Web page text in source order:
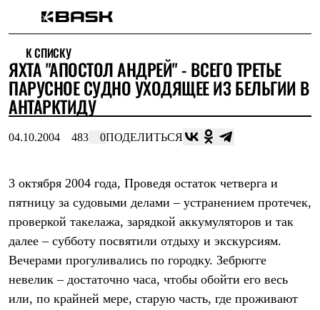
Интернет-магазин
Мужская одежда
Утепленная пухом
Куртки
Брюки
Комбинезоны
Штормовая одежда
Куртки
Софтшелл одежда
Куртки
Брюки
Флисовая одежда
Куртки
Брюки
К СПИСКУ
ЯХТА "АПОСТОЛ АНДРЕЙ" - ВСЕГО ТРЕТЬЕ
ПАРУСНОЕ СУДНО УХОДЯЩЕЕ ИЗ БЕЛЬГИИ В
АНТАРКТИДУ
04.10.2004 483 0ПОДЕЛИТЬСЯ
3 октября 2004 года, Проведя остаток четверга и
пятницу за судовыми делами – устранением протечек,
проверкой такелажа, зарядкой аккумуляторов и так
далее – субботу посвятили отдыху и экскурсиям.
Вечерами прогуливались по городку. Зебрюгге
невелик – достаточно часа, чтобы обойти его весь
или, по крайней мере, старую часть, где проживают